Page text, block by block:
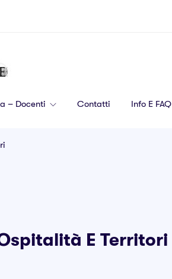
– Docenti Contatti Info E FAQ
E Territori